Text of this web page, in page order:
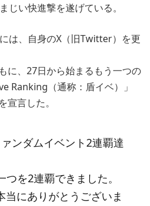
じい快進撃を遂げている。
は、自身のX（旧Twitter）を更
に、27日から始まるもう一つの
Ranking（通称：盾イベ）」
宣言した。
ンダムイベント2連覇達
を2連覇できました。
当にありがとうございま